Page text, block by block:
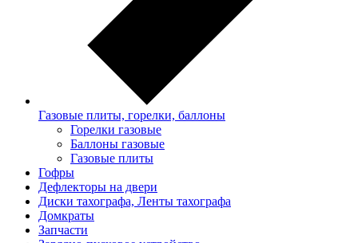
Газовые плиты, горелки, баллоны
Горелки газовые
Баллоны газовые
Газовые плиты
Гофры
Дефлекторы на двери
Диски тахографа, Ленты тахографа
Домкраты
Запчасти